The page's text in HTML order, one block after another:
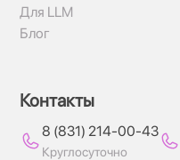
Для LLM
Блог
Контакты
8 (831) 214-00-43
Круглосуточно